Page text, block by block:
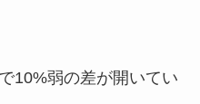
10%弱の差が開いてい